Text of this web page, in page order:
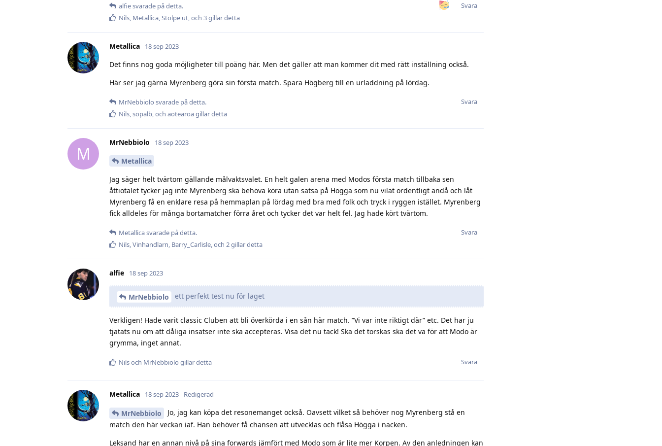
Svara
alfiesvarade på detta.
Nils Metallica Stolpe ut , och 3gillar detta
Metallica 18 sep 2023
Det finns nog goda möjligheter till poäng här. Men det gäller att man kommer dit med rätt inställning också.
Här ser jag gärna Myrenberg göra sin första match. Spara Högberg till en urladdning på lördag.
Svara
MrNebbiolo svarade på detta.
Nils sopalb , och aotearoagillar detta
M
MrNebbiolo 18 sep 2023
Metallica
Jag säger helt tvärtom gällande målvaktsvalet. En helt galen arena med Modos första match tillbaka sen
åttiotalet tycker jag inte Myrenberg ska behöva köra utan satsa på Högga som nu vilat ordentligt ändå och låt
Myrenberg få en enklare resa på hemmaplan på lördag med bra med folk och tryck i ryggen istället. Myrenberg
fick alldeles för många bortamatcher förra året och tycker det var helt fel. Jag hade kört tvärtom.
Svara
Metallicasvarade på detta.
Nils,Vinhandlarn, Barry_Carlisle, och 2gillar detta
alfie 18 sep 2023
MrNebbiolo ett perfekt test nu för laget
Verkligen! Hade varit classic Cluben att bli överkörda i en sån här match. ”Vi var inte riktigt där” etc. Det har ju
tjatats nu om att dåliga insatser inte ska accepteras. Visa det nu tack! Ska det torskas ska det va för att Modo är
grymma, inget annat.
Svara
Nilsoch MrNebbiolo gillar detta
Metallica 18 sep 2023 Redigerad
MrNebbiolo
Jo, jag kan köpa det resonemanget också. Oavsett vilket så behöver nog Myrenberg stå en
match den här veckan iaf. Han behöver få chansen att utvecklas och flåsa Högga i nacken.
Leksand har en annan nivå på sina forwards jämfört med Modo som är lite mer Korpen. Av den anledningen kan